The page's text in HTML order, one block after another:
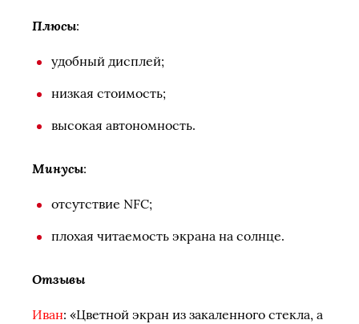
Плюсы:
удобный дисплей;
низкая стоимость;
высокая автономность.
Минусы:
отсутствие NFC;
плохая читаемость экрана на солнце.
Отзывы
Иван: «Цветной экран из закаленного стекла, а